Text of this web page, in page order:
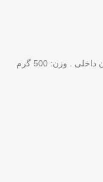
داخلی
وزن: 500 گرم